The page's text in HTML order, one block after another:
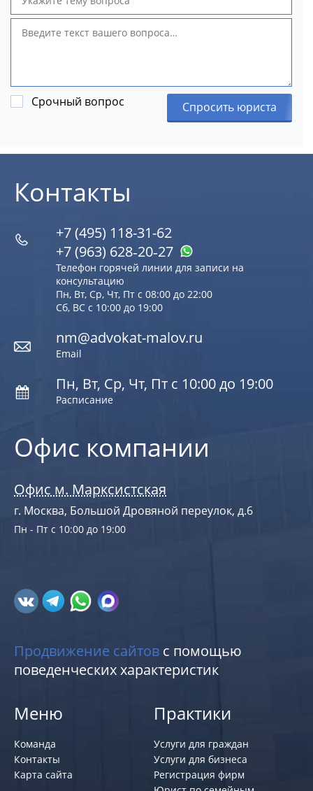
Срочный вопрос Спросить юриста
Офис компании
Офис м. Марксистская
г. Москва, Большой Дровяной переулок, д.6
Пн - Пт с 10:00 до 19:00
Контакты
+7 (495) 118-31-62
+7 (963) 628‑20‑27
Телефон горячей линии для записи на
консультацию
Пн, Вт, Ср, Чт, Пт с 08:00 до 22:00
Сб, ВС с 10:00 до 19:00
nm@advokat-malov.ru
Email
Пн, Вт, Ср, Чт, Пт с 10:00 до 19:00
Расписание
Продвижение сайтов с помощью
поведенческих характеристик
Меню
Команда
Контакты
Карта сайта
Практики
Услуги для граждан
Услуги для бизнеса
Регистрация фирм